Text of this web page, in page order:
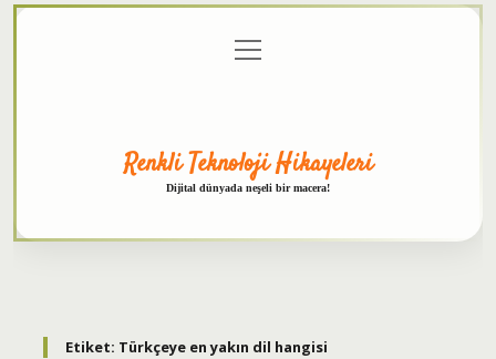
menüyü
aç
Renkli Teknoloji Hikayeleri
Dijital dünyada neşeli bir macera!
Etiket: Türkçeye en yakın dil hangisi